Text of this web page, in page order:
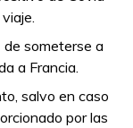
de someterse a
a Francia.
salvo en caso
por las